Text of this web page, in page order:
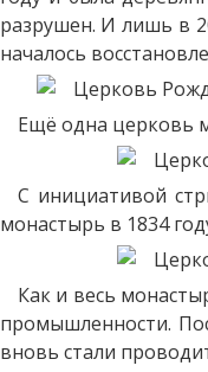
разрушен. И лишь в
началось
Ещё одна церковь
С инициативой
монастырь в 1834
Как и весь
промышленности.
вновь стали